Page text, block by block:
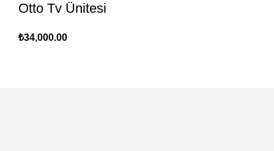
Otto Tv Ünitesi
₺34,000.00